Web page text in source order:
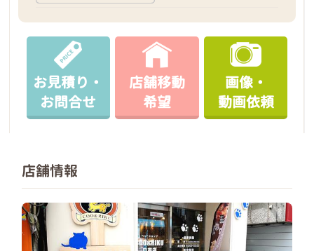
お見積り・
お問合せ
店舗移動
希望
画像・
動画依頼
店舗情報